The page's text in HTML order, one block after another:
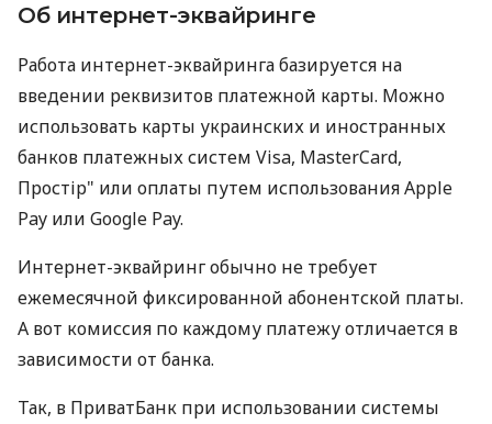
Об интернет-эквайринге
Работа интернет-эквайринга базируется на
введении реквизитов платежной карты. Можно
использовать карты украинских и иностранных
банков платежных систем Visa, MasterCard,
Простір" или оплаты путем использования Apple
Pay или Google Pay.
Интернет-эквайринг обычно не требует
ежемесячной фиксированной абонентской платы.
А вот комиссия по каждому платежу отличается в
зависимости от банка.
Так, в ПриватБанк при использовании системы